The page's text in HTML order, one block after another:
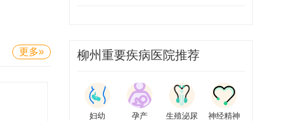
更多» 柳州重要疾病医院推荐
妇幼 孕产 生殖泌尿 神经精神